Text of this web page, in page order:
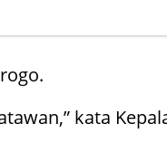
kata